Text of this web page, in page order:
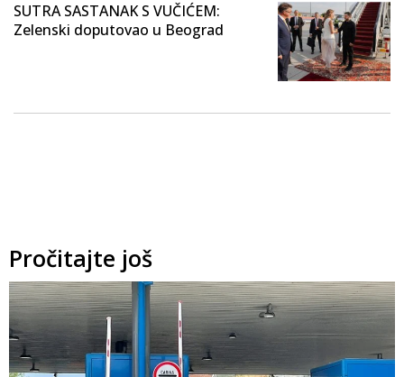
SUTRA SASTANAK S VUČIĆEM:
Zelenski doputovao u Beograd
Pročitajte još